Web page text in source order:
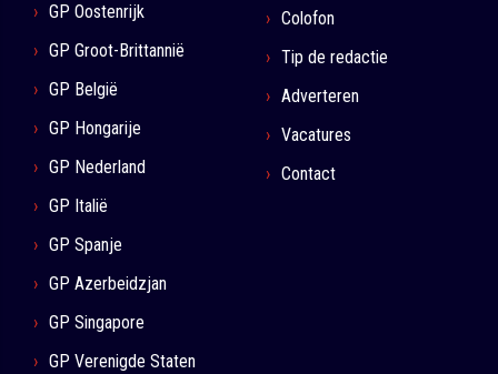
GP Oostenrijk
GP Groot-Brittannië
GP België
GP Hongarije
GP Nederland
GP Italië
GP Spanje
GP Azerbeidzjan
GP Singapore
GP Verenigde Staten
Colofon
Tip de redactie
Adverteren
Vacatures
Contact